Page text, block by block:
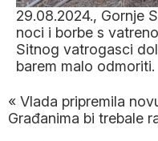
29.08.2024., Gornje
noci i borbe s
Sitnog vatrogasci
barem malo
« Vlada pripremila
Građanima bi trebale